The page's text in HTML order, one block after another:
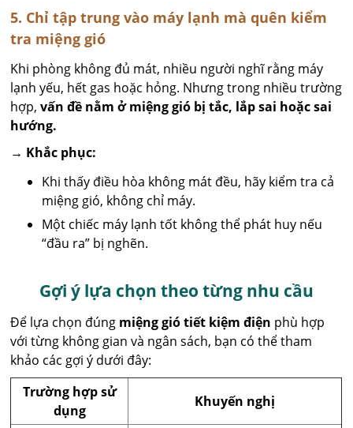
5. Chỉ tập trung vào máy lạnh mà quên kiểm
tra miệng gió
Khi phòng không đủ mát, nhiều người nghĩ rằng máy
lạnh yếu, hết gas hoặc hỏng. Nhưng trong nhiều trường
hợp,vấn đề nằm ở miệng gió bị tắc, lắp sai hoặc sai
hướng.
→ Khắc phục:
Khi thấy điều hòa không mát đều, hãy kiểm tra cả
miệng gió, không chỉ máy.
Một chiếc máy lạnh tốt không thể phát huy nếu
“đầu ra” bị nghẽn.
Gợi ý lựa chọn theo từng nhu cầu
Để lựa chọn đúng miệng gió tiết kiệm điện phù hợp
với từng không gian và ngân sách, bạn có thể tham
khảo các gợi ý dưới đây:
Trường hợp sử
dụng
Khuyến nghị